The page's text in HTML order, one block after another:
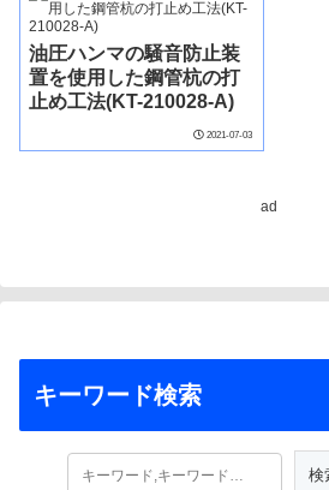
油圧ハンマの騒音防止装
置を使用した鋼管杭の打
止め工法(KT-210028-A)
2021-07-03
ad
キーワード検索